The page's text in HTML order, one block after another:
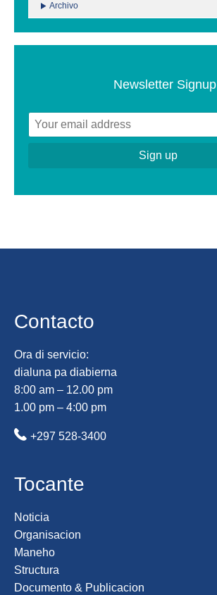
Archivo
Newsletter Signup
Contacto
Ora di servicio:
dialuna pa diabierna
8:00 am – 12.00 pm
1.00 pm – 4:00 pm
+297 528-3400
Tocante
Noticia
Organisacion
Maneho
Structura
Documento & Publicacion